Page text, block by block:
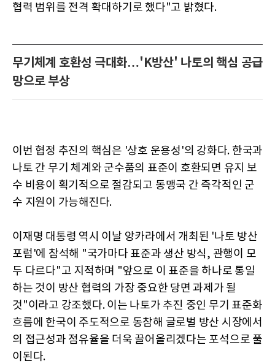
협력 범위를 전격 확대하기로 했다"고 밝혔다.
무기체계 호환성 극대화…'K방산' 나토의 핵심 공급
망으로 부상
이번 협정 추진의 핵심은 '상호 운용성'의 강화다. 한국과
나토 간 무기 체계와 군수품의 표준이 호환되면 유지 보
수 비용이 획기적으로 절감되고 동맹국 간 즉각적인 군
수 지원이 가능해진다.
이재명 대통령 역시 이날 앙카라에서 개최된 '나토 방산
포럼'에 참석해 "국가마다 표준과 생산 방식, 관행이 모
두 다르다"고 지적하며 "앞으로 이 표준을 하나로 통일
하는 것이 방산 협력의 가장 중요한 당면 과제가 될
것"이라고 강조했다. 이는 나토가 추진 중인 무기 표준화
흐름에 한국이 주도적으로 동참해 글로벌 방산 시장에서
의 접근성과 점유율을 더욱 끌어올리겠다는 포석으로 풀
이된다.